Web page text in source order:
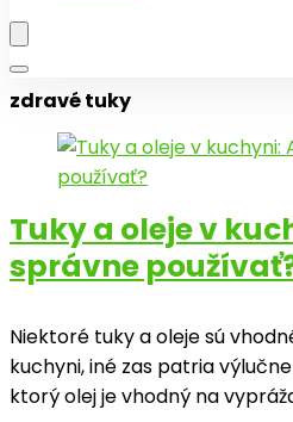
zdravé tuky
Tuky a oleje v
správne
Niektoré tuky a oleje sú
kuchyni, iné zas patria
ktorý olej je vhodný na